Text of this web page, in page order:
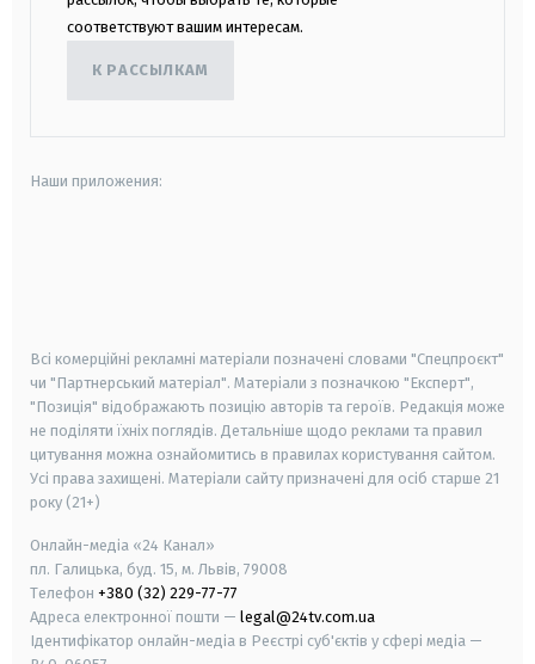
соответствуют вашим интересам.
К РАССЫЛКАМ
Наши приложения:
Всі комерційні рекламні матеріали позначені словами "Спецпроєкт"
чи "Партнерський матеріал". Матеріали з позначкою "Експерт",
"Позиція" відображають позицію авторів та героїв. Редакція може
не поділяти їхніх поглядів. Детальніше щодо реклами та правил
цитування можна ознайомитись в правилах користування сайтом.
Усі права захищені. Матеріали сайту призначені для осіб старше 21
року (21+)
Онлайн-медіа «24 Канал»
пл. Галицька, буд. 15, м. Львів, 79008
Телефон +380 (32) 229-77-77
Адреса електронної пошти — legal@24tv.com.ua
Ідентифікатор онлайн-медіа в Реєстрі суб'єктів у сфері медіа —